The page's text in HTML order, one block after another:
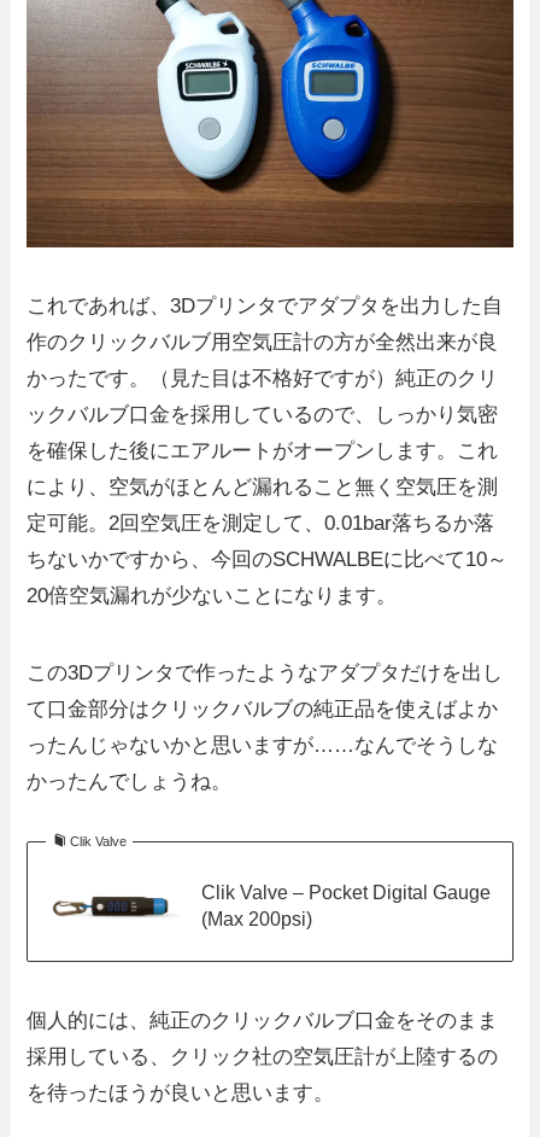
これであれば、3Dプリンタでアダプタを出力した自
作のクリックバルブ用空気圧計の方が全然出来が良
かったです。（見た目は不格好ですが）純正のクリ
ックバルブ口金を採用しているので、しっかり気密
を確保した後にエアルートがオープンします。これ
により、空気がほとんど漏れること無く空気圧を測
定可能。2回空気圧を測定して、0.01bar落ちるか落
ちないかですから、今回のSCHWALBEに比べて10～
20倍空気漏れが少ないことになります。
この3Dプリンタで作ったようなアダプタだけを出し
て口金部分はクリックバルブの純正品を使えばよか
ったんじゃないかと思いますが……なんでそうしな
かったんでしょうね。
Clik Valve
Clik Valve – Pocket Digital Gauge
(Max 200psi)
個人的には、純正のクリックバルブ口金をそのまま
採用している、クリック社の空気圧計が上陸するの
を待ったほうが良いと思います。